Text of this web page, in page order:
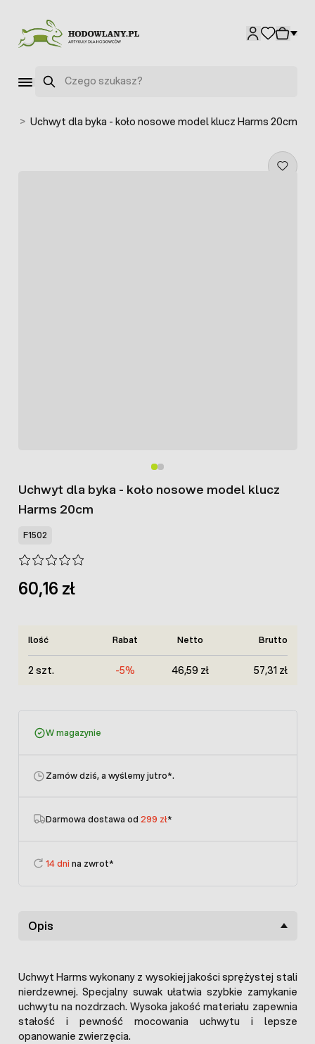
Szukaj
> Uchwyt dla byka - koło nosowe model klucz Harms 20cm
Uchwyt dla byka - koło nosowe model klucz
Harms 20cm
F1502
60,16 zł
Ilość Rabat Netto Brutto
2 szt. -5% 46,59 zł 57,31 zł
W magazynie
Zamów dziś, a wyślemy jutro*.
Darmowa dostawa od 299 zł*
14 dni na zwrot*
Opis
Uchwyt Harms wykonany z wysokiej jakości sprężystej stali
nierdzewnej. Specjalny suwak ułatwia szybkie zamykanie
uchwytu na nozdrzach. Wysoka jakość materiału zapewnia
stałość i pewność mocowania uchwytu i lepsze
opanowanie zwierzęcia.